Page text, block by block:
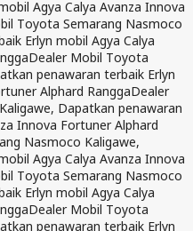
Agya Calya Avanza Innova
Toyota Semarang Nasmoco
Erlyn mobil Agya Calya
Dealer Mobil Toyota
penawaran terbaik Erlyn
Alphard RanggaDealer
Dapatkan penawaran
Innova Fortuner Alphard
Nasmoco Kaligawe,
Agya Calya Avanza Innova
Toyota Semarang Nasmoco
Erlyn mobil Agya Calya
Dealer Mobil Toyota
penawaran terbaik Erlyn